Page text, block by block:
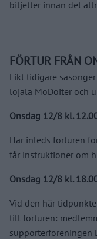
biljetter innan det
FÖRTUR FRÅN
Likt tidigare
lojala MoDoiter och
Onsdag 12/8 kl.
Här inleds förturen
får instruktioner om
Onsdag 12/8 kl.
Vid den här
till förturen:
supporterföreningen